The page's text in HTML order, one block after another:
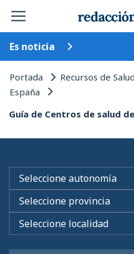
Es noticia
Portada Recursos de Salud
España
Guía de Centros de salud